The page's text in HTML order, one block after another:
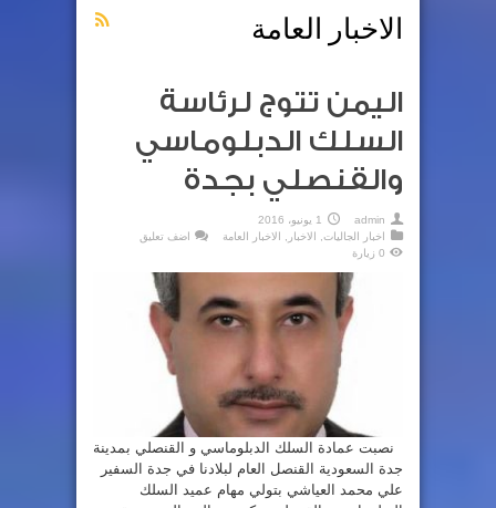
الاخبار العامة
اليمن تتوج لرئاسة
السلك الدبلوماسي
والقنصلي بجدة
admin
1 يونيو، 2016
اخبار الجاليات
الاخبار الاخبار العامة
اضف تعليق
0 زيارة
نصبت عمادة السلك الدبلوماسي و القنصلي بمدينة
جدة السعودية القنصل العام لبلادنا في جدة السفير
علي محمد العياشي بتولي مهام عميد السلك